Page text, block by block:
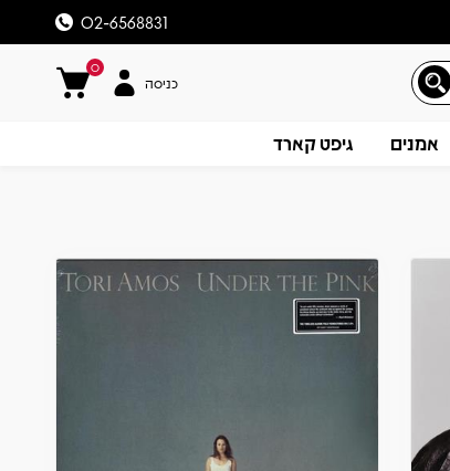
02-6568831
0
כניסה
אמנים גיפט קארד